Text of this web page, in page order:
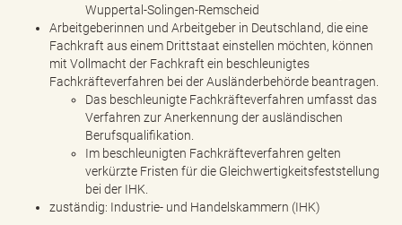
Wuppertal-Solingen-Remscheid
Arbeitgeberinnen und Arbeitgeber in Deutschland, die eine
Fachkraft aus einem Drittstaat einstellen möchten, können
mit Vollmacht der Fachkraft ein beschleunigtes
Fachkräfteverfahren bei der Ausländerbehörde beantragen.
Das beschleunigte Fachkräfteverfahren umfasst das
Verfahren zur Anerkennung der ausländischen
Berufsqualifikation.
Im beschleunigten Fachkräfteverfahren gelten
verkürzte Fristen für die Gleichwertigkeitsfeststellung
bei der IHK.
zuständig: Industrie- und Handelskammern (IHK)